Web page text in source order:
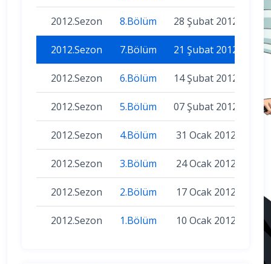
2012.Sezon 8.Bölüm 28 Şubat 2012
2012.Sezon 7.Bölüm 21 Şubat 2012
2012.Sezon 6.Bölüm 14 Şubat 2012
2012.Sezon 5.Bölüm 07 Şubat 2012
2012.Sezon 4.Bölüm 31 Ocak 2012
2012.Sezon 3.Bölüm 24 Ocak 2012
2012.Sezon 2.Bölüm 17 Ocak 2012
2012.Sezon 1.Bölüm 10 Ocak 2012